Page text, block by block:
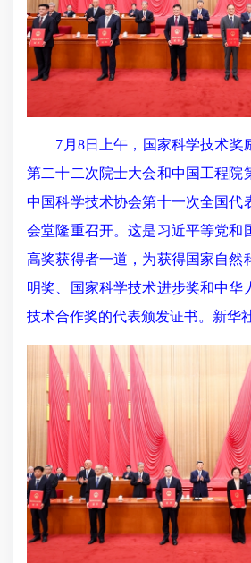
7月8日上午，国家科学技术奖
第二十二次院士大会和中国工程院
中国科学技术协会第十一次全国代
会堂隆重召开。这是习近平等党和
高奖获得者一道，为获得国家自然
明奖、国家科学技术进步奖和中华
技术合作奖的代表颁发证书。新华